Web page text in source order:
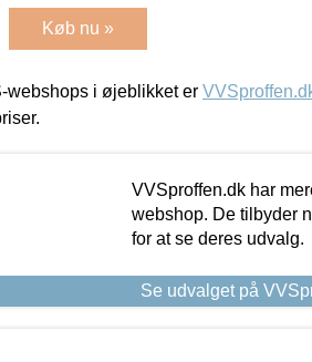
Køb nu »
i øjeblikket er
VVSproffen.dk har
webshop. De tilbyder
for at se deres udvalg.
Se udvalget på